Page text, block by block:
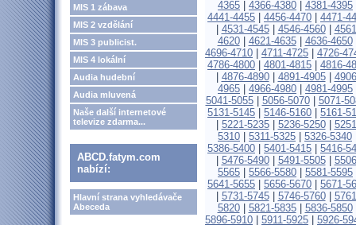
MIS 1 zábava
MIS 2 vzdělání
MIS 3 publicist.
MIS 4 lokální
Audia hudební
Audia mluvená
Naše další internetové
televize zdarma...
ABCD.fatym.com
nabízí:
Hlavní strana vyhledávače
Abeceda
4365
4366-4380 4381-4395
4441-4455
4456-4470
4471-
4531-4545| 4546-4560|
4620| 4621-4635| 4636-4650
4696-4710
4711-4725
4726-
4786-4800
4801-4815
4816-
4876-4890| 4891-4905|
4965
4966-4980 4981-4995
5041-5055| 5056-5070| 5071-
5131-5145
5146-5160
5161-
5221-5235| 5236-5250|
5310
5311-5325 5326-5340
5386-5400
5401-5415
5416-
5476-5490| 5491-5505|
5565
5566-5580 5581-5595
5641-5655
5656-5670
5671-
5731-5745| 5746-5760|
5820| 5821-5835| 5836-5850
5896-5910
5911-5925
5926-